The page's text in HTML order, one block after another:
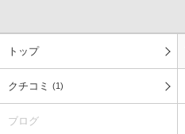
トップ
クチコミ (1)
ブログ